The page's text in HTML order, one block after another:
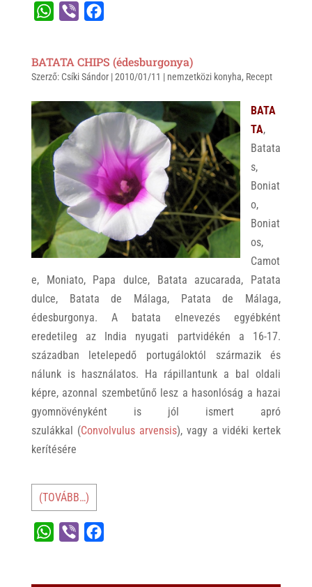
t
A
p
p
e
e
o
o
k
BATATA CHIPS (édesburgonya)
Szerző: Csíki Sándor|2010/01/11 | nemzetközi konyha, Recept
BATA
TA,
Batata
s,
Boniat
o,
Boniat
os,
Camot
e, Moniato, Papa dulce, Batata azucarada, Patata
dulce, Batata de Málaga, Patata de Málaga,
édesburgonya. A batata elnevezés egyébként
eredetileg az India nyugati partvidékén a 16-17.
században letelepedő portugáloktól származik és
nálunk is használatos. Ha rápillantunk a bal oldali
képre, azonnal szembetűnő lesz a hasonlóság a hazai
gyomnövényként is jól ismert apró
szulákkal (Convolvulus arvensis), vagy a vidéki kertek
kerítésére
(TOVÁBB…)